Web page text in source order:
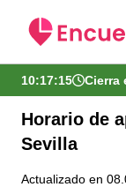
10:17:16 Cierra
Horario de
Sevilla
Actualizado en